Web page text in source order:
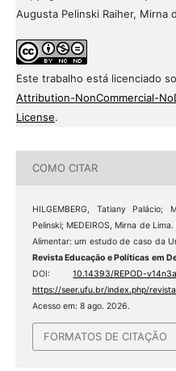
Augusta Pelinski Raiher, Mirna
Este trabalho está licenciado
Attribution-NonCommercial-
License.
COMO CITAR
HILGEMBERG, Tatiany Palácio;
Pelinski; MEDEIROS, Mirna de
Alimentar: um estudo de caso da
Revista Educação e Políticas em
DOI:10.14393/REPOD-
https://seer.ufu.br/index.php/
Acesso em: 8 ago. 2026.
FORMATOS DE CITAÇÃO